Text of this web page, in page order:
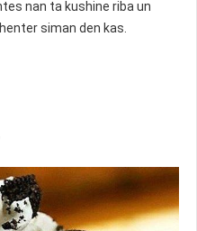
nan ta kushine riba un
siman den kas.